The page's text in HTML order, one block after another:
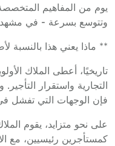
يوم من المفاهيم
وتتوسع بسرعة - في مشهد
** ماذا يعني هذا بالنسبة
تاريخيًا، أعطى الملاك
التجارية واستقرار
فإن الوجهات التي تفشل
على نحو متزايد، يقوم
كمستأجرين رئيسيين، مع